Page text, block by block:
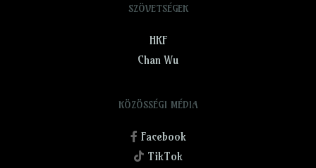
SZÖVETSÉGEK
HKF
Chan Wu
KÖZÖSSÉGI MÉDIA
Facebook
TikTok